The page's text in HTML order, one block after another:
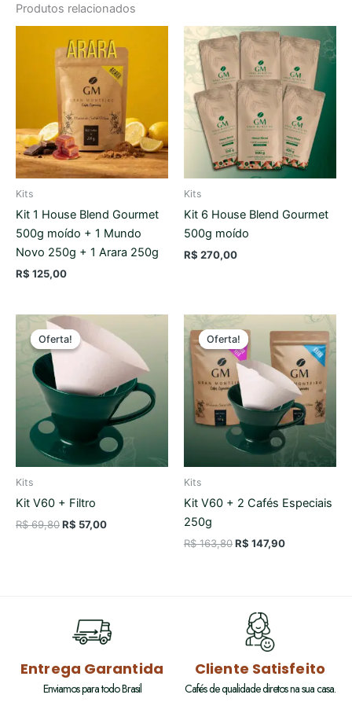
Produtos relacionados
Kits
Kit 1 House Blend Gourmet
500g moído + 1 Mundo
Novo 250g + 1 Arara 250g
R$ 125,00
Kits
Kit 6 House Blend Gourmet
500g moído
R$ 270,00
Oferta!
Oferta!
Kits
Kit V60 + Filtro
R$69,80
O
preço
original
R$ 57,00
preço
atual
R$ 57,00.
Oferta!
Oferta!
Kits
Kit V60 + 2 Cafés Especiais
250g
R$163,80
O
preço
original
era:
R$ 163,80.
R$ 147,90
preço
atual
R$ 147,90.
Entrega Garantida
Enviamos para todo Brasil
Cliente Satisfeito
Cafés de qualidade diretos na sua casa.